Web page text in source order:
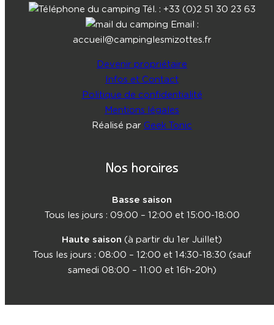
Tél. : +33 (0)2 51 30 23 63
Email :
accueil@campinglesmizottes.fr
Devenir propriétaire
Infos et Contact
Politique de confidentialité
Mentions légales
Réalisé par Geek Tonic
Nos horaires
Basse saison
Tous les jours : 09:00 – 12:00 et 15:00-18:00
Haute saison (à partir du 1er Juillet)
Tous les jours : 08:00 – 12:00 et 14:30-18:30 (sauf
samedi 08:00 – 11:00 et 16h-20h)